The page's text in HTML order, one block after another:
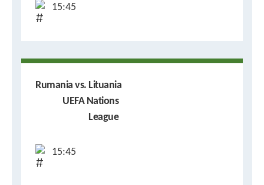
15:45
Rumania vs. Lituania
UEFA Nations
League
15:45